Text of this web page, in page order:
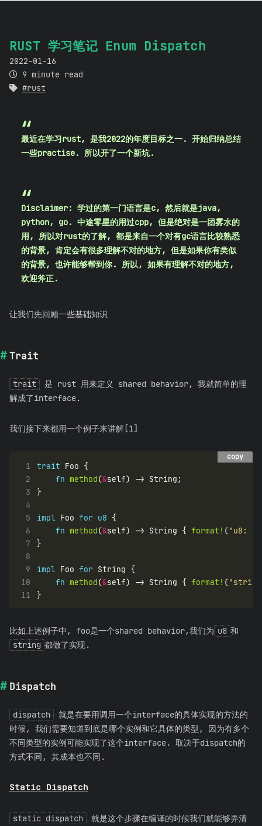
RUST 学习笔记 Enum Dispatch
2022-01-16
9 minute read
rust
最近在学习rust, 是我2022的年度目标之一. 开始归纳总结
一些practise. 所以开了一个新坑.
Disclaimer: 学过的第一门语言是c, 然后就是java,
python, go. 中途零星的用过cpp, 但是绝对是一团雾水的
用, 所以对rust的了解, 都是来自一个对有gc语言比较熟悉
的背景, 肯定会有很多理解不对的地方, 但是如果你有类似
的背景, 也许能够帮到你. 所以, 如果有理解不对的地方,
欢迎斧正.
让我们先回顾一些基础知识
Trait
trait
是 rust 用来定义 shared behavior, 我就简单的理
解成了interface.
我们接下来都用一个例子来讲解[1]
copy
copy
1 trait
2
fn method(&
3
4
5
impl Foo for u8
6
fn method(&self) -> String { format! ("u8:
7
8
9
impl Foo for
10
fn method(&self) -> String { format! (
11
比如上述例子中, foo是一个shared behavior,我们为 u8 和
string 都做了实现.
Dispatch
dispatch
就是在要用调用一个interface的具体实现的方法的
时候, 我们需要知道到底是哪个实例和它具体的类型, 因为有多个
不同类型的实例可能实现了这个interface. 取决于dispatch的
方式不同, 其成本也不同.
Static Dispatch
static dispatch
就是这个步骤在编译的时候我们就能够弄清